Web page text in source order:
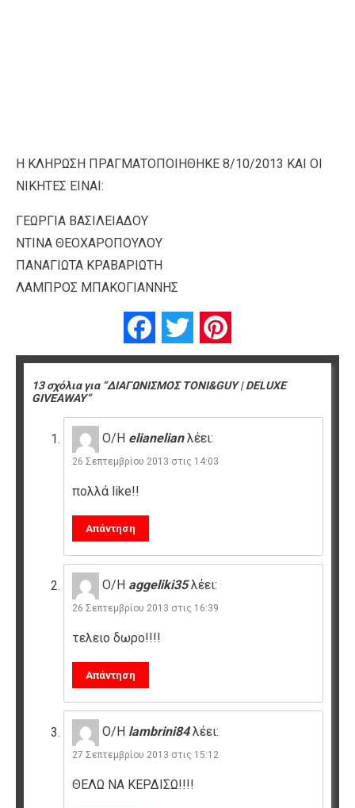
Η ΚΛΗΡΩΣΗ ΠΡΑΓΜΑΤΟΠΟΙΗΘΗΚΕ 8/10/2013 ΚΑΙ ΟΙ
ΝΙΚΗΤΕΣ ΕΙΝΑΙ:
ΓΕΩΡΓΙΑ ΒΑΣΙΛΕΙΑΔΟΥ
ΝΤΙΝΑ ΘΕΟΧΑΡΟΠΟΥΛΟΥ
ΠΑΝΑΓΙΩΤΑ ΚΡΑΒΑΡΙΩΤΗ
ΛΑΜΠΡΟΣ ΜΠΑΚΟΓΙΑΝΝΗΣ
FacebookTwitter
13 σχόλια για “ΔΙΑΓΩΝΙΣΜΟΣ TONI&GUY | DELUXE
GIVEAWAY”
Ο/Η elianelian λέει:
26 Σεπτεμβρίου 2013 στις 14:03
πολλά like!!
Απάντηση
Ο/Η aggeliki35 λέει:
26 Σεπτεμβρίου 2013 στις 16:39
τελειο δωρο!!!!
Απάντηση
Ο/Η lambrini84 λέει:
27 Σεπτεμβρίου 2013 στις 15:12
ΘΕΛΩ ΝΑ ΚΕΡΔΙΣΩ!!!!